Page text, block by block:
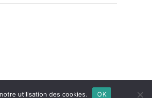
utilisation des cookies. OK